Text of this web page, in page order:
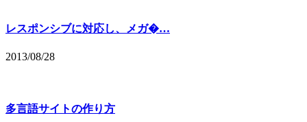
レスポンシブに対応し、メガ�…
2013/08/28
多言語サイトの作り方